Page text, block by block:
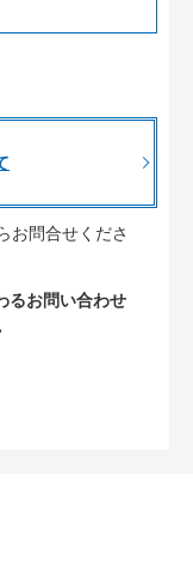
お問合せくださ
るお問い合わせ